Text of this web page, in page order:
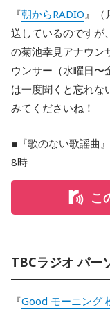
『朝からRADIO』（
送しているのですが
の菊池幸見アナウン
ウンサー（水曜日〜
は一度聞くと忘れな
みてくださいね！
■『歌のない歌謡曲
8時
こ
TBCラジオ パー
『Good モーニング